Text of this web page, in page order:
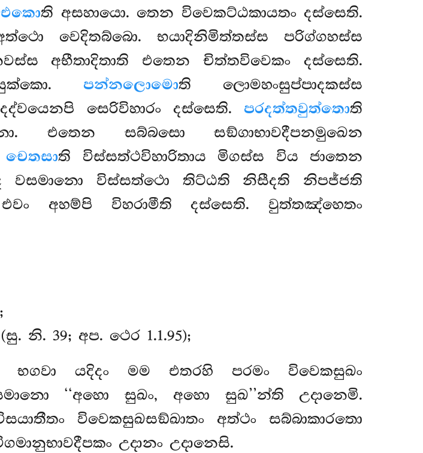
එකොති අසහායො. තෙන විවෙකට්ඨකායතං දස්සෙති.
වෙදිතබ්බො. භයාදිනිමිත්තස්ස පරිග්ගහස්ස
අභීතාදිතාති එතෙන චිත්තවිවෙකං දස්සෙති.
පන්නලොමොති ලොමහංසුප්පාදකස්ස
සෙරිවිහාරං දස්සෙති.පරදත්තවුත්තොති
එතෙන සබ්බසො සඞ්ගාභාවදීපනමුඛෙන
ති විස්සත්ථවිහාරිතාය මිගස්ස විය ජාතෙන
විස්සත්ථො තිට්ඨති නිසීදති නිපජ්ජති
අහම්පි විහරාමීති දස්සෙති. වුත්තඤ්හෙතං
නි. 39; අප. ථෙර 1.1.95);
භගවා යදිදං මම එතරහි පරමං විවෙකසුඛං
‘‘අහො සුඛං, අහො සුඛ’’න්ති උදානෙමි.
විවෙකසුඛසඞ්ඛාතං අත්ථං සබ්බාකාරතො
උදානං උදානෙසි.